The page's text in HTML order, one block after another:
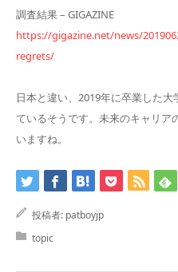
調査結果 – GIGAZINE
https://gigazine.net/news/
regrets/
日本と違い、2019年に卒業した
ているそうです。未来のキャリア
いますね。
投稿者: patboyjp
topic